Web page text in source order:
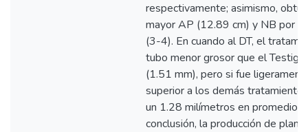
respectivamente; asimismo,
mayor AP (12.89 cm) y NB por
(3-4). En cuando al DT, el
tubo menor grosor que el
(1.51 mm), pero si fue
superior a los demás
un 1.28 milímetros en promedio.
conclusión, la producción de